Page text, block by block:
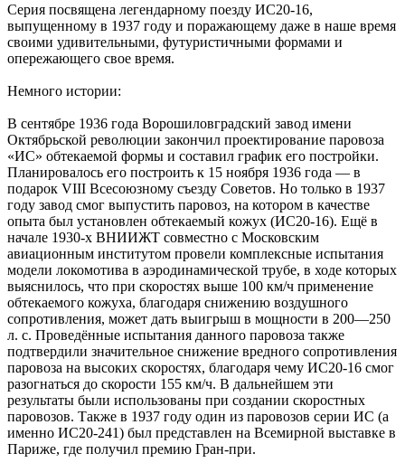
Серия посвящена легендарному поезду ИС20-16,
выпущенному в 1937 году и поражающему даже в наше время
своими удивительными, футуристичными формами и
опережающего свое время.
Немного истории:
В сентябре 1936 года Ворошиловградский завод имени
Октябрьской революции закончил проектирование паровоза
«ИС» обтекаемой формы и составил график его постройки.
Планировалось его построить к 15 ноября 1936 года — в
подарок VIII Всесоюзному съезду Советов. Но только в 1937
году завод смог выпустить паровоз, на котором в качестве
опыта был установлен обтекаемый кожух (ИС20-16). Ещё в
начале 1930-х ВНИИЖТ совместно с Московским
авиационным институтом провели комплексные испытания
модели локомотива в аэродинамической трубе, в ходе которых
выяснилось, что при скоростях выше 100 км/ч применение
обтекаемого кожуха, благодаря снижению воздушного
сопротивления, может дать выигрыш в мощности в 200—250
л. с. Проведённые испытания данного паровоза также
подтвердили значительное снижение вредного сопротивления
паровоза на высоких скоростях, благодаря чему ИС20-16 смог
разогнаться до скорости 155 км/ч. В дальнейшем эти
результаты были использованы при создании скоростных
паровозов. Также в 1937 году один из паровозов серии ИС (а
именно ИС20-241) был представлен на Всемирной выставке в
Париже, где получил премию Гран-при.